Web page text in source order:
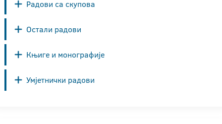
Радови са скупова
Остали радови
Књиге и монографије
Умјетнички радови